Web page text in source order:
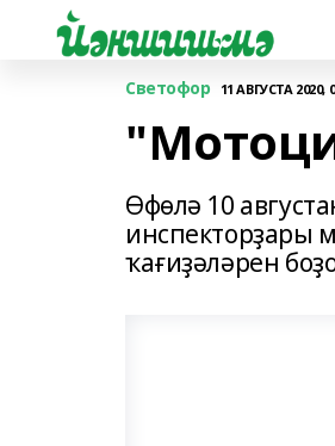
Светофор 11 АВГУСТА 2020,
Өфөлә 10
инспекторҙары
ҡағиҙәләрен